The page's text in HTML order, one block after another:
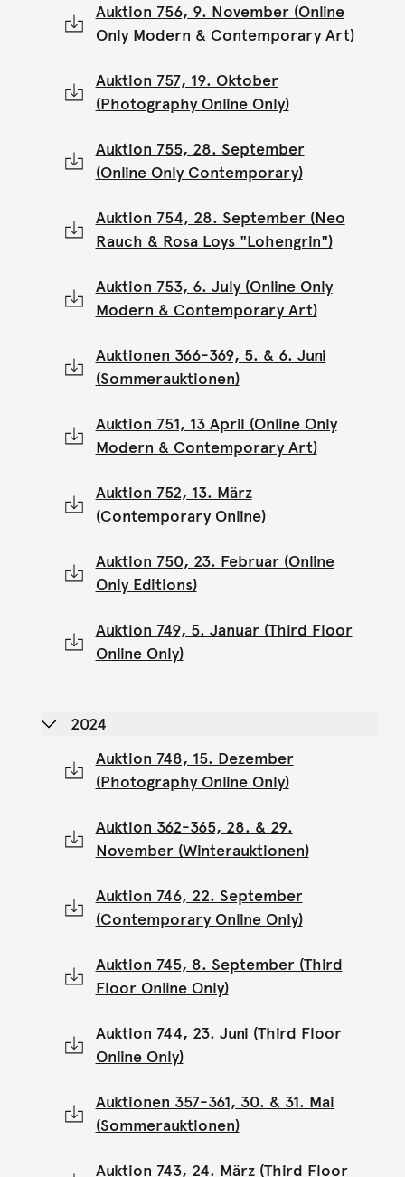
Auktion 756, 9. November (Online
Only Modern & Contemporary Art)
Auktion 757, 19. Oktober
(Photography Online Only)
Auktion 755, 28. September
(Online Only Contemporary)
Auktion 754, 28. September (Neo
Rauch & Rosa Loys "Lohengrin")
Auktion 753, 6. July (Online Only
Modern & Contemporary Art)
Auktionen 366-369, 5. & 6. Juni
(Sommerauktionen)
Auktion 751, 13 April (Online Only
Modern & Contemporary Art)
Auktion 752, 13. März
(Contemporary Online)
Auktion 750, 23. Februar (Online
Only Editions)
Auktion 749, 5. Januar (Third Floor
Online Only)
2024
Auktion 748, 15. Dezember
(Photography Online Only)
Auktion 362-365, 28. & 29.
November (Winterauktionen)
Auktion 746, 22. September
(Contemporary Online Only)
Auktion 745, 8. September (Third
Floor Online Only)
Auktion 744, 23. Juni (Third Floor
Online Only)
Auktionen 357-361, 30. & 31. Mai
(Sommerauktionen)
Auktion 743, 24. März (Third Floor